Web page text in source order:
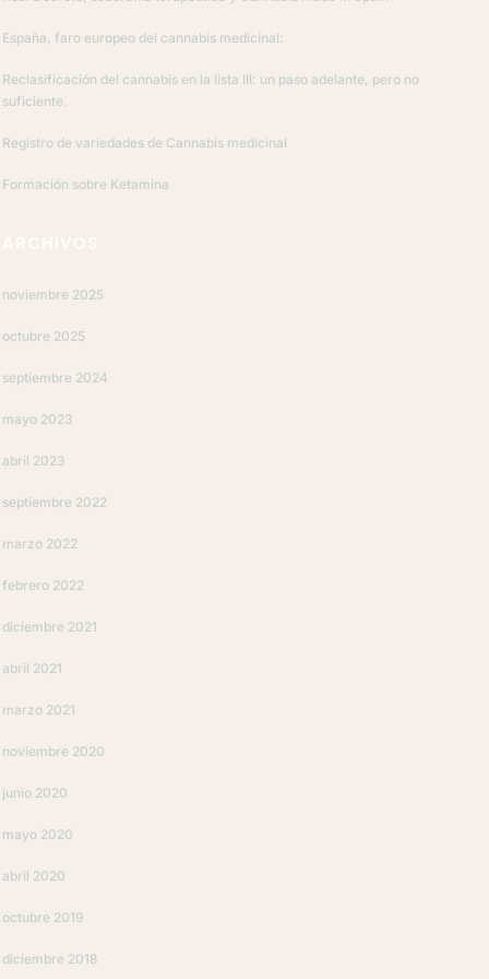
España, faro europeo del cannabis medicinal:
Reclasificación del cannabis en la lista III: un paso adelante, pero no
suficiente.
Registro de variedades de Cannabis medicinal
Formación sobre Ketamina
noviembre 2025
octubre 2025
septiembre 2024
mayo 2023
abril 2023
septiembre 2022
marzo 2022
febrero 2022
diciembre 2021
abril 2021
marzo 2021
noviembre 2020
junio 2020
mayo 2020
abril 2020
octubre 2019
diciembre 2018